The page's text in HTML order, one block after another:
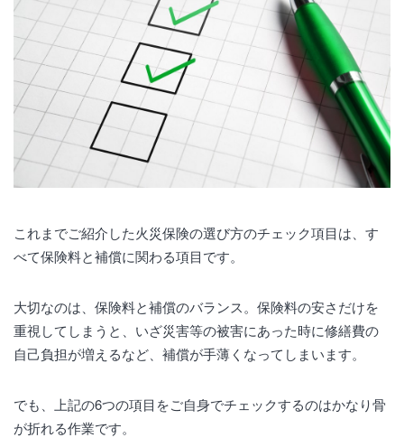
これまでご紹介した火災保険の選び方のチェック項目は、す
べて保険料と補償に関わる項目です。
大切なのは、保険料と補償のバランス。保険料の安さだけを
重視してしまうと、いざ災害等の被害にあった時に修繕費の
自己負担が増えるなど、補償が手薄くなってしまいます。
でも、上記の6つの項目をご自身でチェックするのはかなり骨
が折れる作業です。